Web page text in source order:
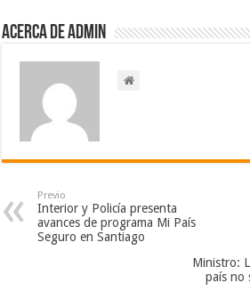
Acerca de admin
Previo
Interior y Policía presenta
avances de programa Mi País
Seguro en Santiago
Ministro:
país no